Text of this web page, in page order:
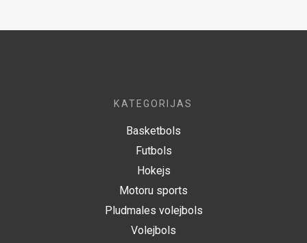
KATEGORIJAS
Basketbols
Futbols
Hokejs
Motoru sports
Pludmales volejbols
Volejbols